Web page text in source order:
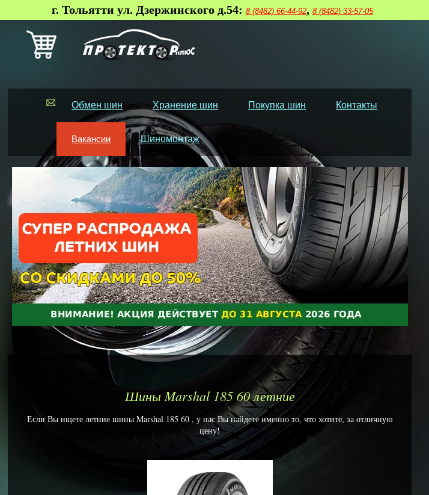
г. Тольятти ул. Дзержинского д.54: 8 (8482) 66-44-92, 8 (8482) 33-57-05
Обмен шин Хранение шин Покупка шин Контакты
Вакансии Шиномонтаж
Шины Marshal 185 60 летние
Если Вы ищете летние шины Marshal 185 60 , у нас Вы найдете именно то, что хотите, за отличную
цену!